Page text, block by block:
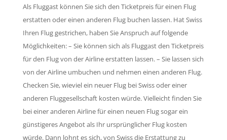
Als Fluggast können Sie sich den Ticketpreis für einen Flug
erstatten oder einen anderen Flug buchen lassen. Hat Swiss
Ihren Flug gestrichen, haben Sie Anspruch auf folgende
Möglichkeiten: – Sie können sich als Fluggast den Ticketpreis
für den Flug von der Airline erstatten lassen. – Sie lassen sich
von der Airline umbuchen und nehmen einen anderen Flug.
Checken Sie, wieviel ein neuer Flug bei Swiss oder einer
anderen Fluggesellschaft kosten würde. Vielleicht finden Sie
bei einer anderen Airline für einen neuen Flug sogar ein
günstigeres Angebot als Ihr ursprünglicher Flug kosten
würde. Dann lohnt es sich, von Swiss die Erstattung zu